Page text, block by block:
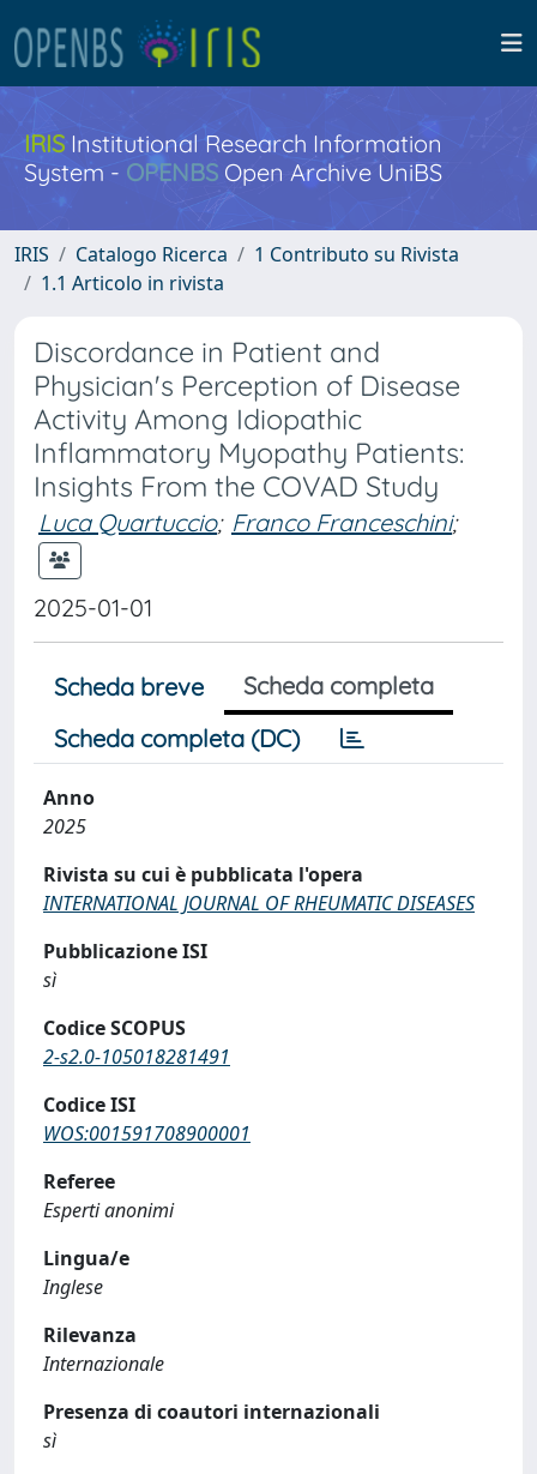
IRISInstitutional Research Information
System - OPENBS Open Archive UniBS
IRIS Catalogo Ricerca
1 Contributo su Rivista
1.1 Articolo in rivista
Discordance in Patient and
Physician's Perception of Disease
Activity Among Idiopathic
Inflammatory Myopathy Patients:
Insights From the COVAD Study
Luca Quartuccio; Franco Franceschini;
2025-01-01
Scheda breve
Scheda completa
Scheda completa (DC)
Anno
2025
Rivista su cui è pubblicata l'opera
INTERNATIONAL JOURNAL OF RHEUMATIC DISEASES
Pubblicazione ISI
sì
Codice SCOPUS
2-s2.0-105018281491
Codice ISI
WOS:001591708900001
Referee
Esperti anonimi
Lingua/e
Inglese
Rilevanza
Internazionale
Presenza di coautori internazionali
sì